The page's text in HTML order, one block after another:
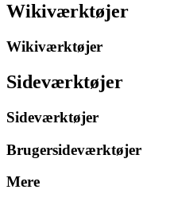
Wikiværktøjer
Wikiværktøjer
Sideværktøjer
Sideværktøjer
Brugersideværktøjer
Mere